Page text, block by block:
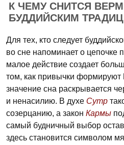
К ЧЕМУ СНИТСЯ
БУДДИЙСКИМ
Для тех, кто следует
во сне напоминает о цепочке
малое действие создает
том, как привычки
значение сна раскрывается
и ненасилию. В духе Сутр
созерцанию, а закон Кармы
самый будничный выбор
здесь становится символом